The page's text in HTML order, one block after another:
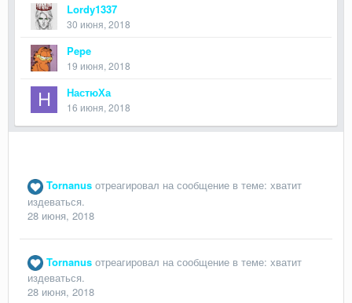
Lordy1337
30 июня, 2018
Pepe
19 июня, 2018
НастюХа
16 июня, 2018
Tornanus отреагировал на сообщение в теме: хватит
издеваться.
28 июня, 2018
Tornanus отреагировал на сообщение в теме: хватит
издеваться.
28 июня, 2018